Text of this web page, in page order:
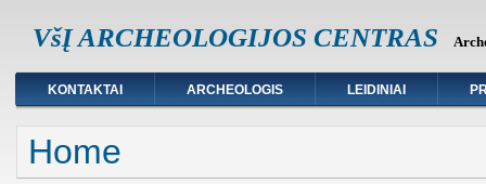
VšĮ ARCHEOLOGIJOS CENTRAS
KONTAKTAI ARCHEOLOGIS LEIDINIAI
You are here
Home